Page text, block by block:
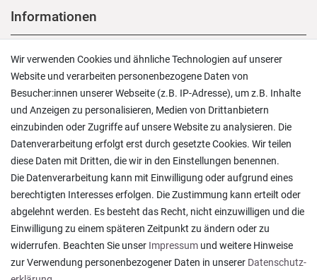
Informationen
Versand und Zahlung
Rücksendungen
Lieferung in die Schweiz
Pflegesymbole
Lagerverkauf
Ratgeber & News
Alles wie beschrieben , sehr gute Qualität
Rainer T., Rheine
Datum der Veröffentlichung: 06.08.2026
Datum der Kauferfahrung: 27.07.2026
Wir verwenden Cookies und ähnliche Technologien auf unserer
Website und verarbeiten personenbezogene Daten von
Besucher:innen unserer Webseite (z.B. IP-Adresse), um z.B. Inhalte
und Anzeigen zu personalisieren, Medien von Drittanbietern
einzubinden oder Zugriffe auf unsere Website zu analysieren. Die
Datenverarbeitung erfolgt erst durch gesetzte Cookies. Wir teilen
diese Daten mit Dritten, die wir in den Einstellungen benennen.
Die Datenverarbeitung kann mit Einwilligung oder aufgrund eines
berechtigten Interesses erfolgen. Die Zustimmung kann erteilt oder
abgelehnt werden. Es besteht das Recht, nicht einzuwilligen und die
Einwilligung zu einem späteren Zeitpunkt zu ändern oder zu
widerrufen. Beachten Sie unser Impressum und weitere Hinweise
zur Verwendung personenbezogener Daten in unserer Daten­schutz­